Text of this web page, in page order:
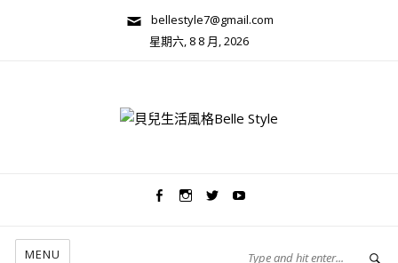
bellestyle7@gmail.com
星期六, 8 8 月, 2026
MENU